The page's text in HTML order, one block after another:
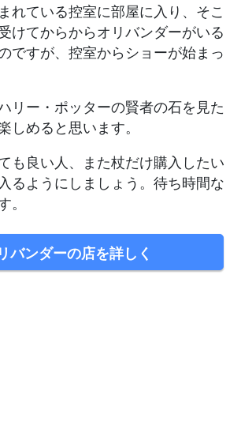
れている控室に部屋に入り、そこ
けてからからオリバンダーがいる
ですが、控室からショーが始まっ
リー・ポッターの賢者の石を見た
しめると思います。
も良い人、また杖だけ購入したい
るようにしましょう。待ち時間な
。
バンダーの店を詳しく